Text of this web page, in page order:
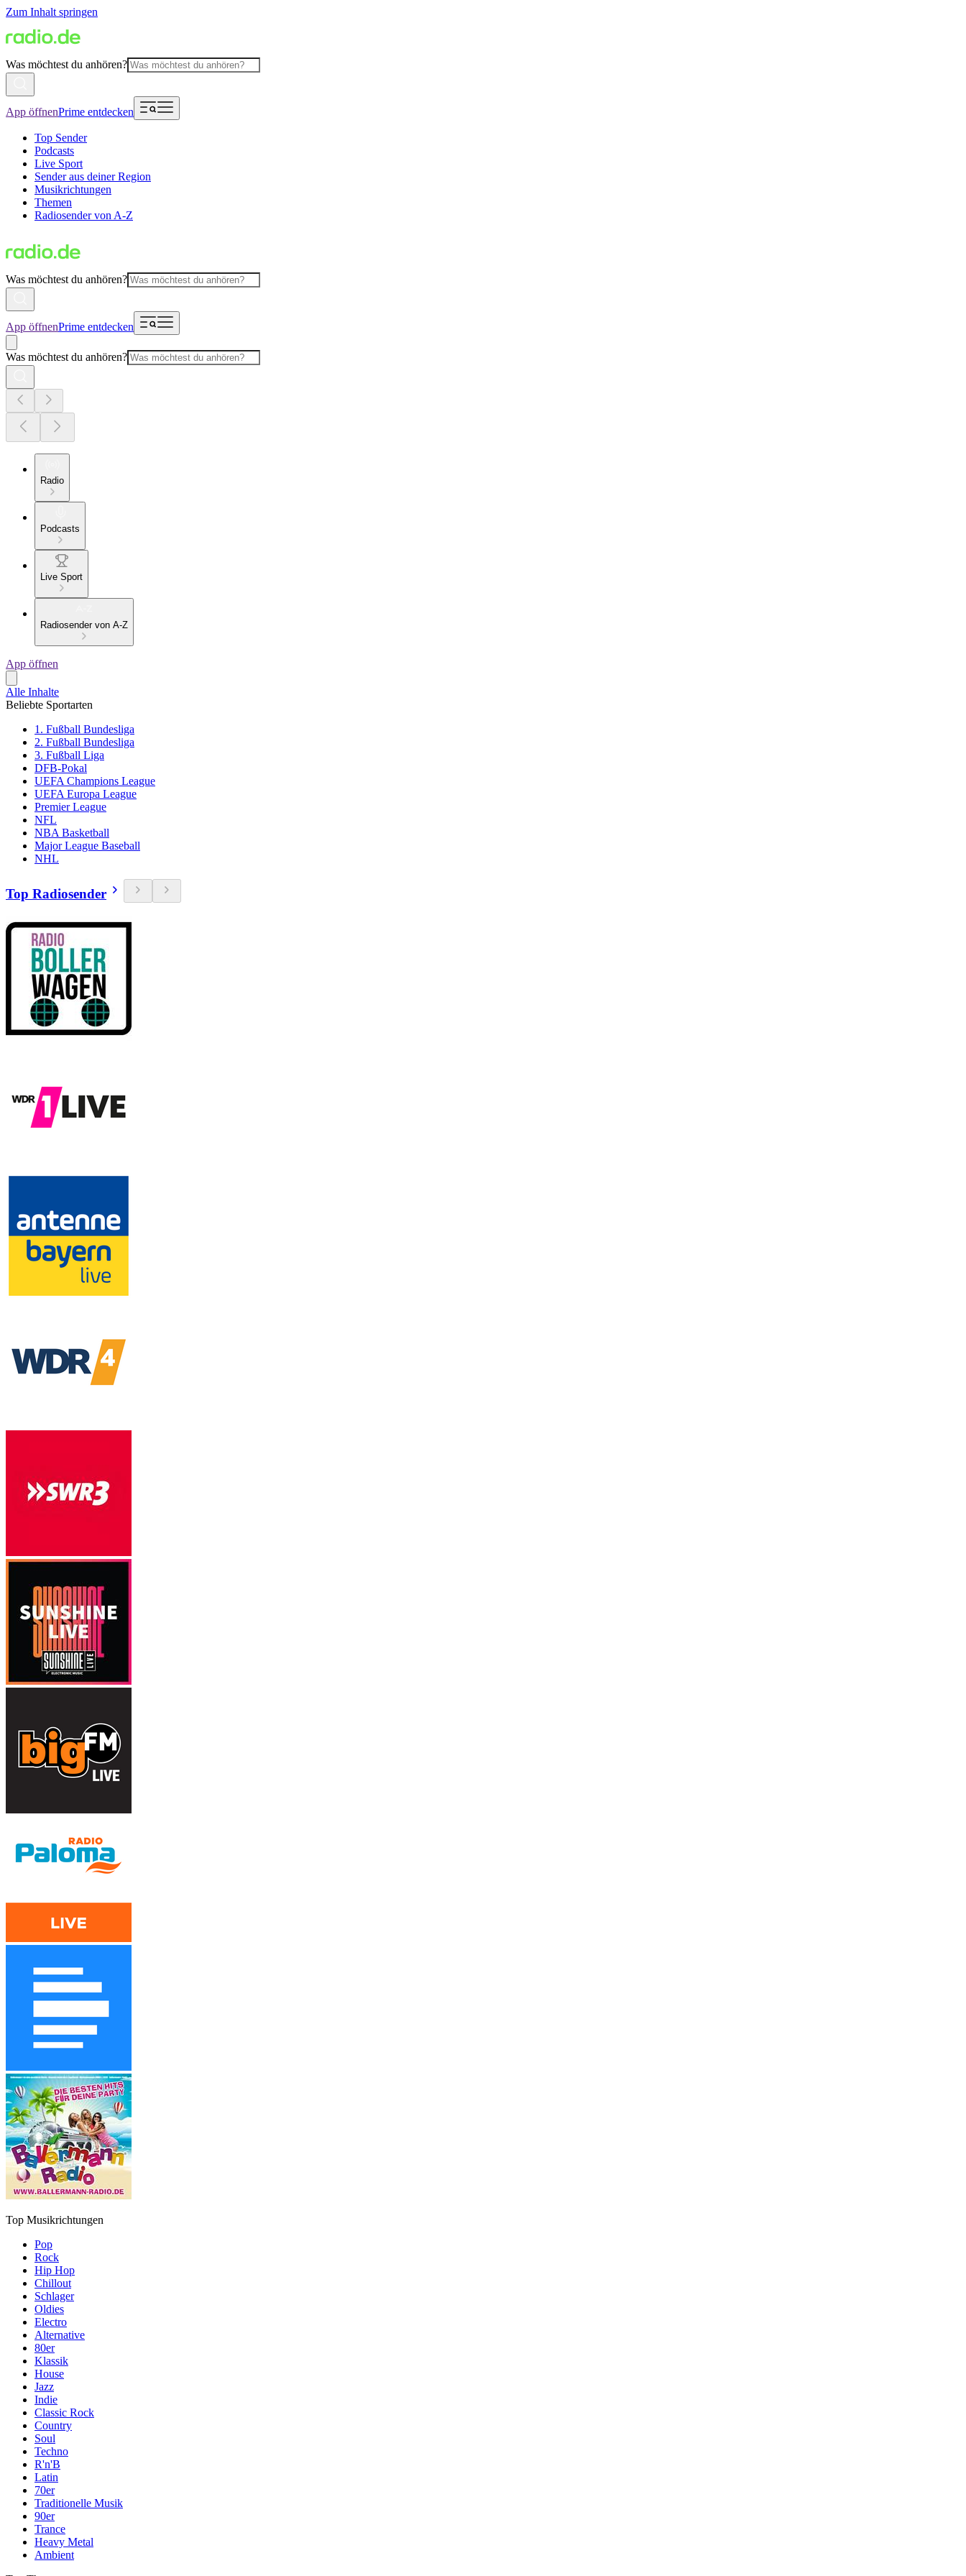
Zum Inhalt springen
Was möchtest du anhören?
App öffnenPrime entdecken
Top Sender
Podcasts
Live Sport
Sender aus deiner Region
Musikrichtungen
Themen
Radiosender von A-Z
Was möchtest du anhören?
App öffnenPrime entdecken
Was möchtest du anhören?
Radio
Podcasts
Live Sport
Radiosender von A-Z
App öffnen
Alle Inhalte
Beliebte Sportarten
1. Fußball Bundesliga
2. Fußball Bundesliga
3. Fußball Liga
DFB-Pokal
UEFA Champions League
UEFA Europa League
Premier League
NFL
NBA Basketball
Major League Baseball
NHL
Top Radiosender
Top Musikrichtungen
Pop
Rock
Hip Hop
Chillout
Schlager
Oldies
Electro
Alternative
80er
Klassik
House
Jazz
Indie
Classic Rock
Country
Soul
Techno
R'n'B
Latin
70er
Traditionelle Musik
90er
Trance
Heavy Metal
Ambient